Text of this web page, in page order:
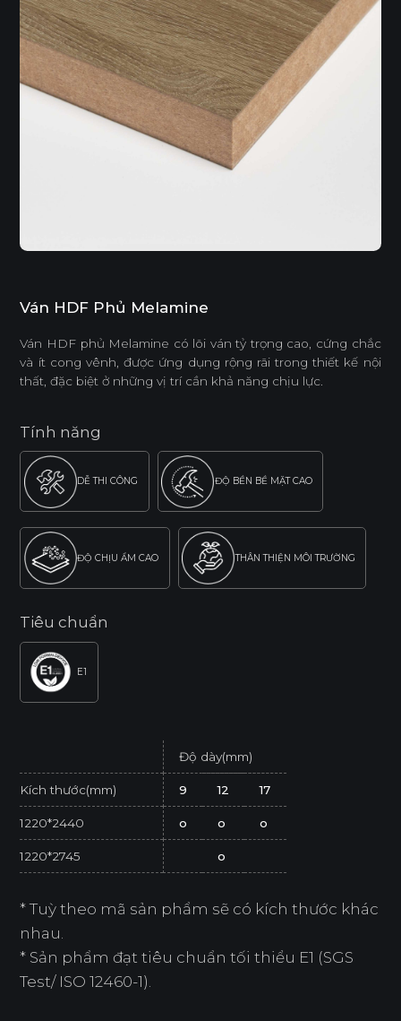
Ván HDF Phủ Melamine
Ván HDF phủ Melamine có lõi ván tỷ trọng cao, cứng chắc
và ít cong vênh, được ứng dụng rộng rãi trong thiết kế nội
thất, đặc biệt ở những vị trí cần khả năng chịu lực.
Tính năng
DỄ THI CÔNG ĐỘ BỀN BỀ MẶT CAO
ĐỘ CHỊU ẨM CAO THÂN THIỆN MÔI TRƯỜNG
Tiêu chuẩn
E1
Độ dày(mm)
Kích thước(mm) 9 12 17
1220*2440 o o o
1220*2745 o
* Tuỳ theo mã sản phẩm sẽ có kích thước khác
nhau.
* Sản phẩm đạt tiêu chuẩn tối thiểu E1 (SGS
Test/ ISO 12460-1).